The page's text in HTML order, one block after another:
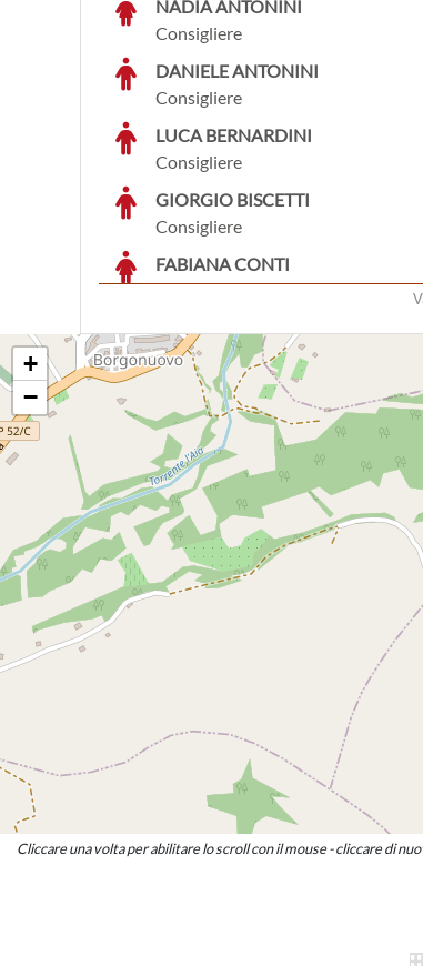
NADIA ANTONINI
Consigliere
DANIELE ANTONINI
Consigliere
LUCA BERNARDINI
Consigliere
GIORGIO BISCETTI
Consigliere
FABIANA CONTI
Consigliere
CINZIA CRUCIANI
Consigliere
ALFREDO D'ANTIMI
Consigliere
FRANCESCA ROMANA
Consigliere candidato sindaco
MARIOLINA SABUZI
Consigliere
RAISSA STEFANINI
+
−
Cliccare una volta per abilitare lo scroll con il mouse - cliccare di